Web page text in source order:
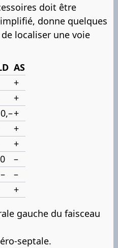
doit être
donne quelques
localiser une voie
AS
+
+
+
+
+
–
–
+
gauche du faisceau
septale.